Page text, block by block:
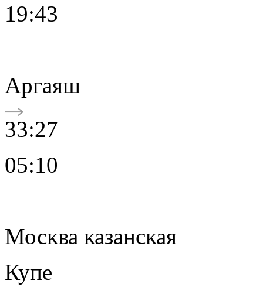
19:43
Аргаяш
33:27
05:10
Москва казанская
Купе